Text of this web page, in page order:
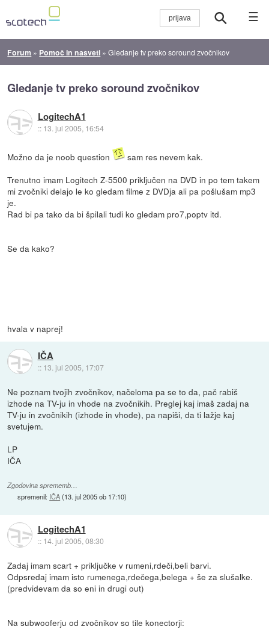
☰
Forum » Pomoč in nasveti »Gledanje tv preko soround zvočnikov
Gledanje tv preko soround zvočnikov
LogitechA1
:: 13. jul 2005, 16:54
Možno da je noob question
sam res nevem kak.
Trenutno imam Logitech Z-5500 priključen na DVD in po tem takem
mi zvočniki delajo le ko gledam filme z DVDja ali pa pošlušam mp3
je.
Rad bi pa tako da bi špilali tudi ko gledam pro7,poptv itd.
Se da kako?
hvala v naprej!
IČA
:: 13. jul 2005, 17:07
Ne poznam tvojih zvočnikov, načeloma pa se to da, pač rabiš
izhode na TV-ju in vhode na zvočnikih. Preglej kaj imaš zadaj na
TV-ju in zvočnikih (izhode in vhode), pa napiši, da ti lažje kaj
svetujem.
LP
IČA
Zgodovina sprememb…
spremenil: IČA(13. jul 2005 ob 17:10)
LogitechA1
:: 14. jul 2005, 08:30
Zadaj imam scart + priključke v rumeni,rdeči,beli barvi.
Odpsredaj imam isto rumenega,rdečega,belega + še za slušalke.
(predvidevam da so eni in drugi out)
Na subwooferju od zvočnikov so tile konectorji: